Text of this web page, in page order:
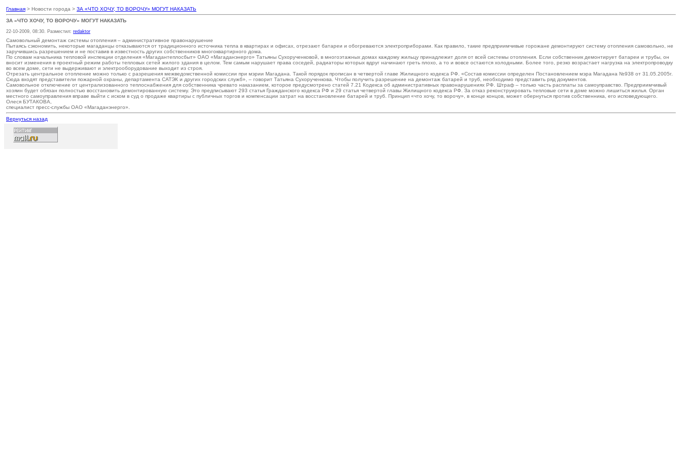
Главная > Новости города > ЗА «ЧТО ХОЧУ, ТО ВОРОЧУ» МОГУТ НАКАЗАТЬ
ЗА «ЧТО ХОЧУ, ТО ВОРОЧУ» МОГУТ НАКАЗАТЬ
22-10-2009, 08:30. Разместил: redaktor
Самовольный демонтаж системы отопления – административное правонарушение
Пытаясь сэкономить, некоторые магаданцы отказываются от традиционного источника тепла в квартирах и офисах, отрезают батареи и обогреваются электроприборами. Как правило, такие предприимчивые горожане демонтируют систему отопления самовольно, не
заручившись разрешением и не поставив в известность других собственников многоквартирного дома.
По словам начальника тепловой инспекции отделения «Магадантеплосбыт» ОАО «Магаданэнерго» Татьяны Сухорученковой, в многоэтажных домах каждому жильцу принадлежит доля от всей системы отопления. Если собственник демонтирует батареи и трубы, он
вносит изменения в проектный режим работы тепловых сетей жилого здания в целом. Тем самым нарушает права соседей, радиаторы которых вдруг начинают греть плохо, а то и вовсе остаются холодными. Более того, резко возрастает нагрузка на электропроводку
во всем доме, сети не выдерживают и электрооборудование выходит из строя.
Отрезать центральное отопление можно только с разрешения межведомственной комиссии при мэрии Магадана. Такой порядок прописан в четвертой главе Жилищного кодекса РФ. «Состав комиссии определен Постановлением мэра Магадана №938 от 31.05.2005г.
Сюда входят представители пожарной охраны, департамента САТЭК и других городских служб», – говорит Татьяна Сухорученкова. Чтобы получить разрешение на демонтаж батарей и труб, необходимо представить ряд документов.
Самовольное отключение от централизованного теплоснабжения для собственника чревато наказанием, которое предусмотрено статей 7.21 Кодекса об административных правонарушениях РФ. Штраф – только часть расплаты за самоуправство. Предприимчивый
хозяин будет обязан полностью восстановить демонтированную систему. Это предписывают 293 статья Гражданского кодекса РФ и 29 статья четвертой главы Жилищного кодекса РФ. За отказ реконструировать тепловые сети в доме можно лишиться жилья. Орган
местного самоуправления вправе выйти с иском в суд о продаже квартиры с публичных торгов и компенсации затрат на восстановление батарей и труб. Принцип «что хочу, то ворочу», в конце концов, может обернуться против собственника, его исповедующего.
Олеся БУТАКОВА,
специалист пресс-службы ОАО «Магаданэнерго».
Вернуться назад